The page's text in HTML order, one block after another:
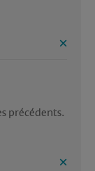
précédents.